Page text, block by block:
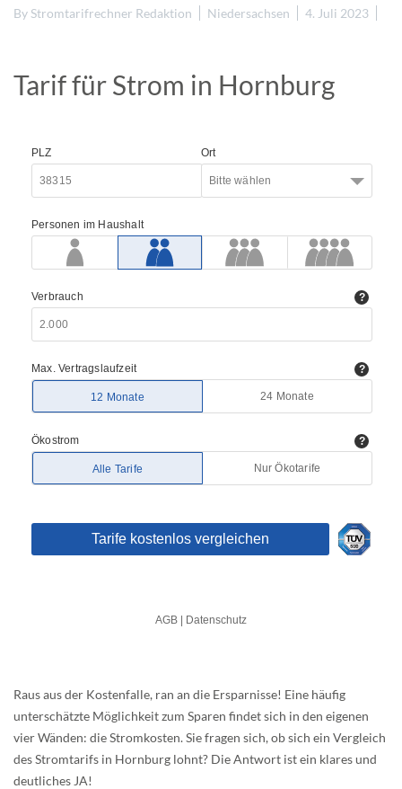
By Stromtarifrechner Redaktion Niedersachsen 4. Juli 2023
Tarif für Strom in Hornburg
Raus aus der Kostenfalle, ran an die Ersparnisse! Eine häufig
unterschätzte Möglichkeit zum Sparen findet sich in den eigenen
vier Wänden: die Stromkosten. Sie fragen sich, ob sich ein Vergleich
des Stromtarifs in Hornburg lohnt? Die Antwort ist ein klares und
deutliches JA!